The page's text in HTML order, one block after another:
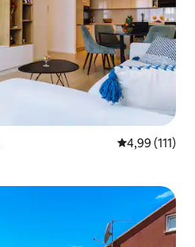
4,99 av 5 i
4,99 (111)